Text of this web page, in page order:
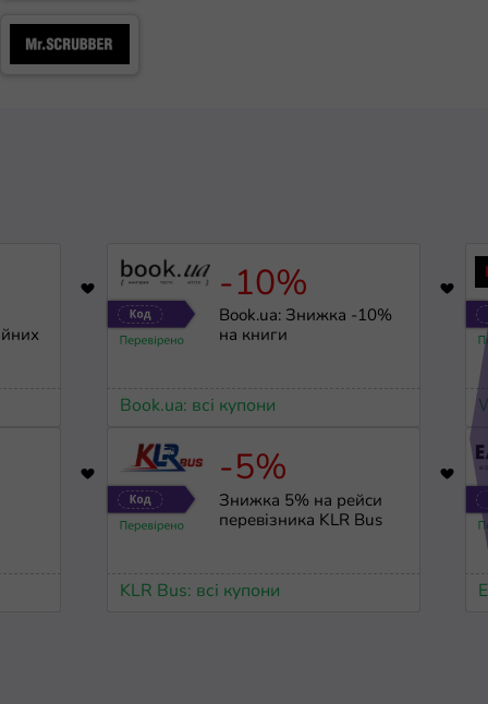
1696
3379
-10%
Book.ua: Знижка -10%
на книги
Book.ua: всі купони
-5%
Знижка 5% на рейси
перевізника KLR Bus
KLR Bus: всі купони